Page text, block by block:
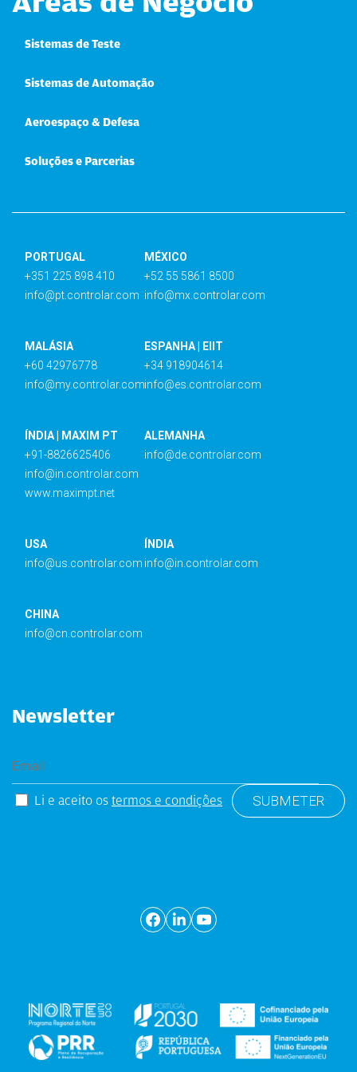
Sistemas de Teste
Sistemas de Automação
Aeroespaço & Defesa
Soluções e Parcerias
PORTUGAL
+351 225 898 410
info@pt.controlar.com
MÉXICO
+52 55 5861 8500
info@mx.controlar.com
MALÁSIA
+60 42976778
info@my.controlar.com
ESPANHA | EIIT
+34 918904614
info@es.controlar.com
ÍNDIA | MAXIM PT
+91-8826625406
info@in.controlar.com
www.maximpt.net
ALEMANHA
info@de.controlar.com
USA
info@us.controlar.com
ÍNDIA
info@in.controlar.com
CHINA
info@cn.controlar.com
Newsletter
Li e aceito os termos e condições